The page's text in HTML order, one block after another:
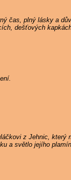
čas, plný lásky a
dešťových
z Jehnic, který
a světlo jejího